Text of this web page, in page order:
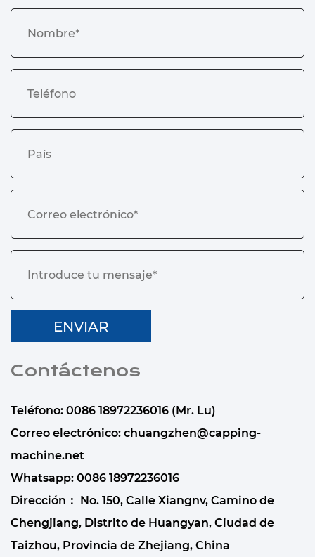
Contáctenos
Teléfono: 0086 18972236016 (Mr. Lu)
Correo electrónico: chuangzhen@capping-
machine.net
Whatsapp: 0086 18972236016
Dirección： No. 150, Calle Xiangnv, Camino de
Chengjiang, Distrito de Huangyan, Ciudad de
Taizhou, Provincia de Zhejiang, China